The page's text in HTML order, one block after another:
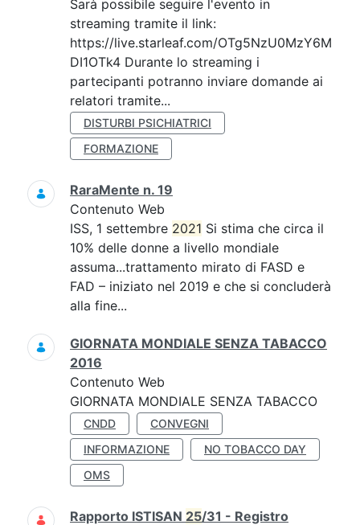
Sarà possibile seguire l'evento in
streaming tramite il link:
https://live.starleaf.com/OTg5NzU0MzY6M
DI1OTk4 Durante lo streaming i
partecipanti potranno inviare domande ai
relatori tramite...
DISTURBI PSICHIATRICI
FORMAZIONE
RaraMente n. 19
Contenuto Web
ISS, 1 settembre 2021 Si stima che circa il
10% delle donne a livello mondiale
assuma...trattamento mirato di FASD e
FAD – iniziato nel 2019 e che si concluderà
alla fine...
GIORNATA MONDIALE SENZA TABACCO
2016
Contenuto Web
GIORNATA MONDIALE SENZA TABACCO
CNDD
CONVEGNI
INFORMAZIONE
NO TOBACCO DAY
OMS
Rapporto ISTISAN 25/31 - Registro